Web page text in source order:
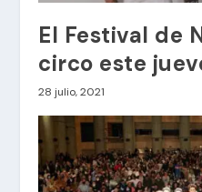
El Festival de
circo este
28 julio, 2021